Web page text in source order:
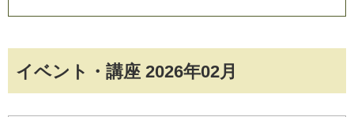
イベント・講座 2026年02月